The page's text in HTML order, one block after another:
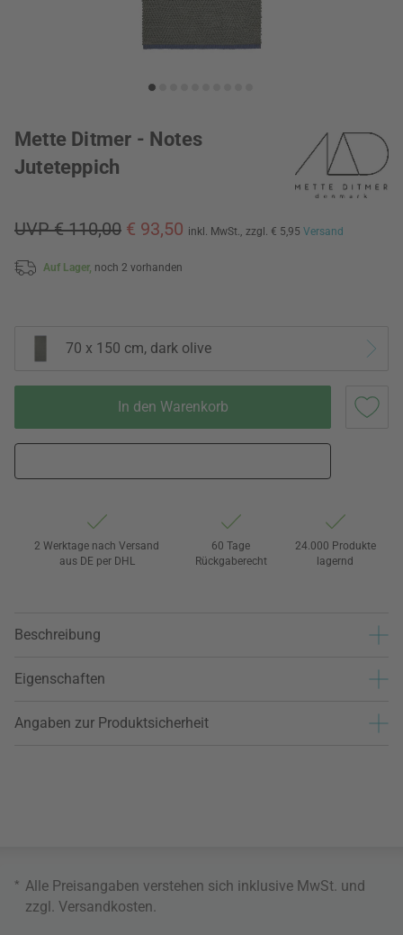
Mette Ditmer - Notes
Juteteppich
UVP € 110,00 € 93,50 inkl. MwSt., zzgl. € 5,95 Versand
Auf Lager, noch 2 vorhanden
70 x 150 cm, dark olive
In den Warenkorb
2 Werktage nach Versand
aus DE per DHL
60 Tage
Rückgaberecht
24.000 Produkte
lagernd
Beschreibung
Eigenschaften
Angaben zur Produktsicherheit
* Alle Preisangaben verstehen sich inklusive MwSt. und
zzgl. Versandkosten